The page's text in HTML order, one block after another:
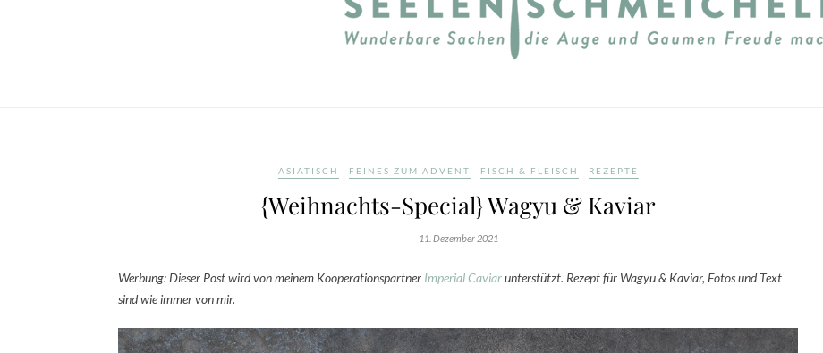
ASIATISCH FEINES ZUM ADVENT FISCH & FLEISCH REZEPTE
{Weihnachts-Special} Wagyu & Kaviar
11. Dezember 2021
Werbung: Dieser Post wird von meinem Kooperationspartner Imperial Caviarunterstützt. Rezept für Wagyu & Kaviar, Fotos und Text
sind wie immer von mir.